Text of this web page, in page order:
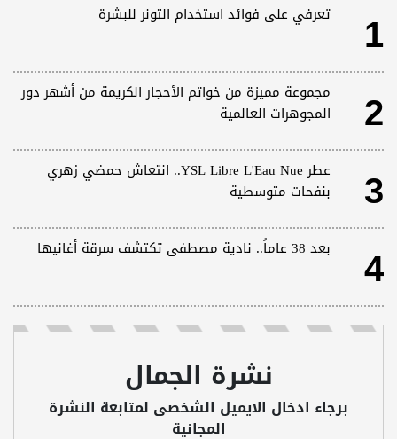
1 تعرفي على فوائد استخدام التونر للبشرة
2
مجموعة مميزة من خواتم الأحجار الكريمة من أشهر دور
المجوهرات العالمية
3
عطر YSL Libre L'Eau Nue.. انتعاش حمضي زهري
بنفحات متوسطية
4 بعد 38 عاماً.. نادية مصطفى تكتشف سرقة أغانيها
نشرة الجمال
برجاء ادخال الايميل الشخصى لمتابعة النشرة
المجانية